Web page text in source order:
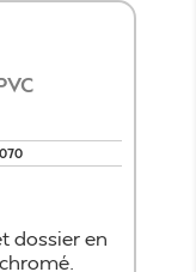
dossier en